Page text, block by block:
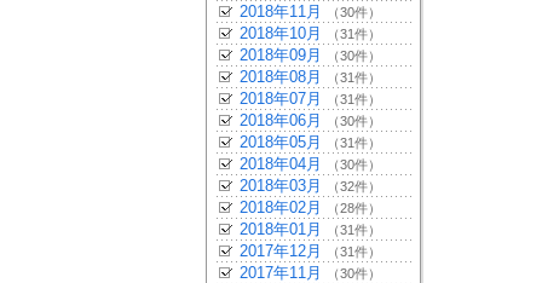
2018年11月 （30件）
2018年10月 （31件）
2018年09月 （30件）
2018年08月 （31件）
2018年07月 （31件）
2018年06月 （30件）
2018年05月 （31件）
2018年04月 （30件）
2018年03月 （32件）
2018年02月 （28件）
2018年01月 （31件）
2017年12月 （31件）
2017年11月 （30件）